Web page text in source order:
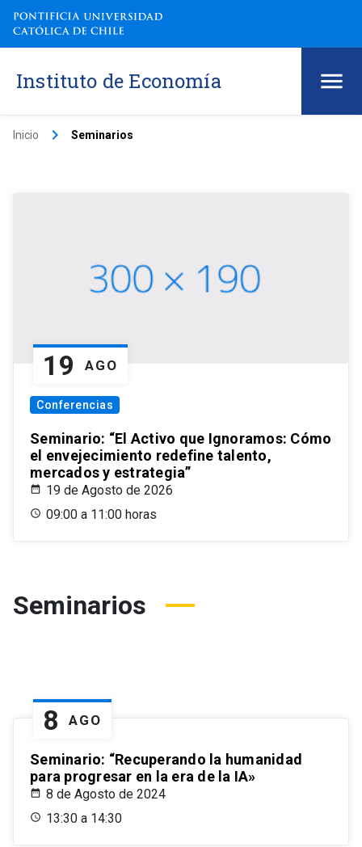
Instituto de Economía
Inicio keyboard_arrow_right Seminarios
19 AGO
Conferencias
Seminario: “El Activo que Ignoramos: Cómo
el envejecimiento redefine talento,
mercados y estrategia”
19 de Agosto de 2026
09:00 a 11:00 horas
Seminarios
8 AGO
Seminario: “Recuperando la humanidad
para progresar en la era de la IA»
8 de Agosto de 2024
13:30 a 14:30